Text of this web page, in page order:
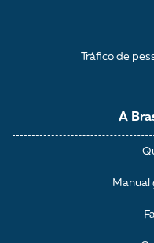
A
Manual
Tráfico de